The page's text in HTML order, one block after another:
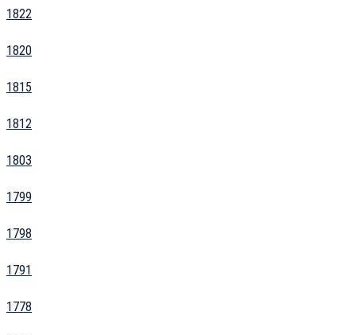
1822
1820
1815
1812
1803
1799
1798
1791
1778